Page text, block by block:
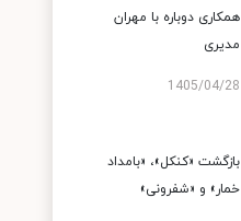
همکاری دوباره با مهران
مدیری
1405/04/28
بازگشت «کنکل»، «بامداد
خمار» و «شفرونی»